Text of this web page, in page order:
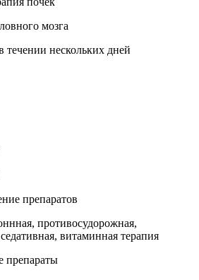
мозга
течении нескольких дней
препаратов
противосудорожная,
витаминная терапия
препараты